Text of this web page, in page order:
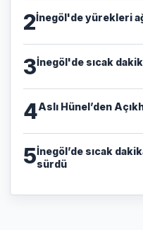
2İnegöl'de yürekleri
3İnegöl'de sıcak
4Aslı Hünel’den
5İnegöl’de sıcak
sürdü